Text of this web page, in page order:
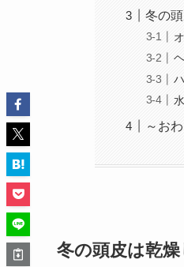
冬の
～お
冬の頭皮は乾